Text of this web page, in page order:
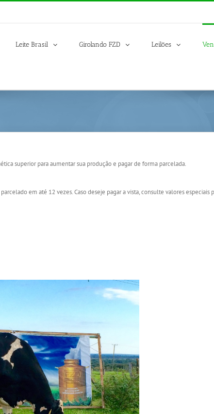
Leite Brasil Girolando FZD Leilões
superior para aumentar sua produção e pagar de forma parcelada.
em até 12 vezes. Caso deseje pagar a vista, consulte valores especiais